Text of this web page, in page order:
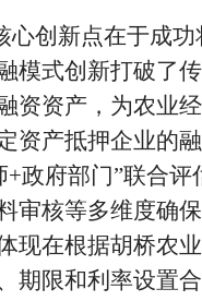
心创新点在于成功
模式创新打破了
资资产，为农业
资产抵押企业的
+政府部门”联合
审核等多维度确
现在根据胡桥农
期限和利率设置